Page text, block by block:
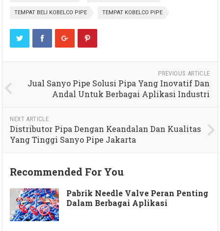
TEMPAT BELI KOBELCO PIPE TEMPAT KOBELCO PIPE
PREVIOUS ARTICLE
Jual Sanyo Pipe Solusi Pipa Yang Inovatif Dan
Andal Untuk Berbagai Aplikasi Industri
NEXT ARTICLE
Distributor Pipa Dengan Keandalan Dan Kualitas
Yang Tinggi Sanyo Pipe Jakarta
Recommended For You
Pabrik Needle Valve Peran Penting
Dalam Berbagai Aplikasi